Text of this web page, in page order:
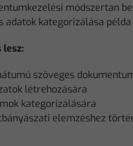
módszertan
adatok kategorizálása példa
lesz:
szöveges
létrehozására
kategorizálására
elemzéshez